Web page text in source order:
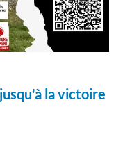
la victoire